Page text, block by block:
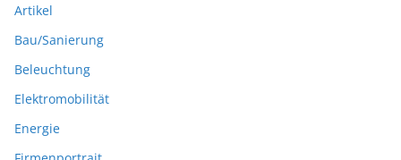
Artikel
Bau/Sanierung
Beleuchtung
Elektromobilität
Energie